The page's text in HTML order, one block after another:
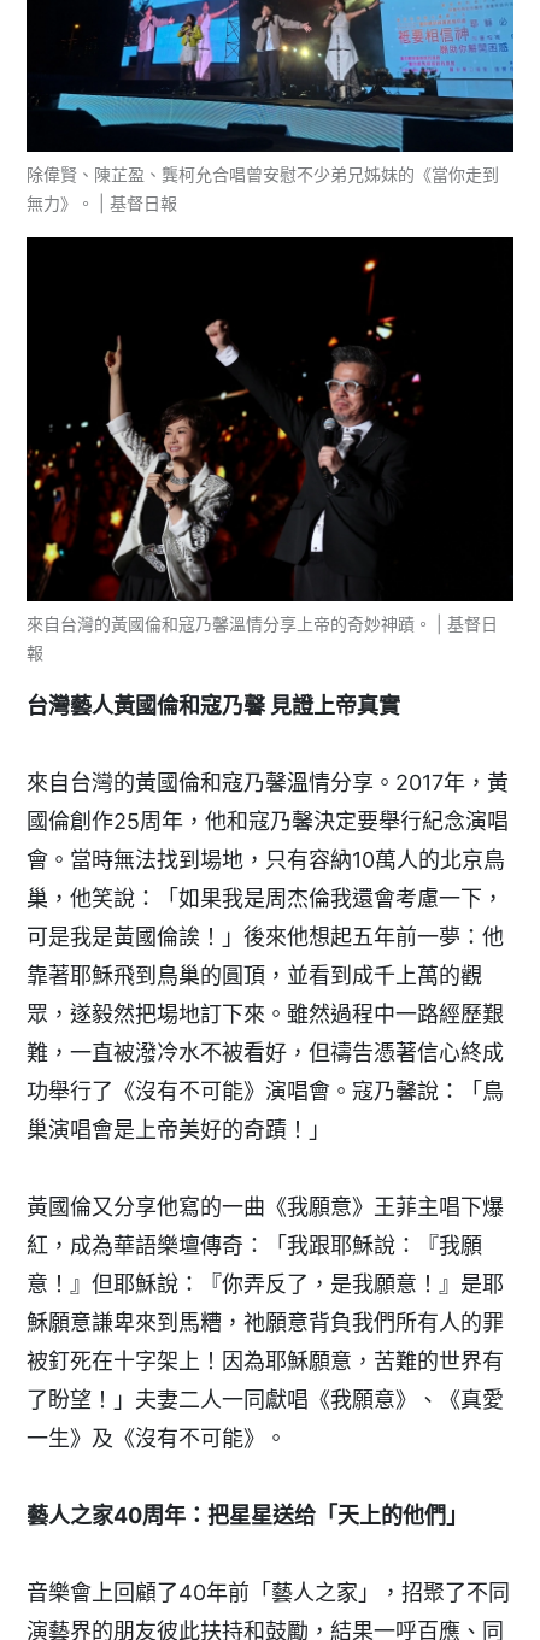
除偉賢、陳芷盈、龔柯允合唱曾安慰不少弟兄姊妹的《當你走到
無力》。 | 基督日報
來自台灣的黃國倫和寇乃馨溫情分享上帝的奇妙神蹟。 | 基督日
報
台灣藝人黃國倫和寇乃馨 見證上帝真實
來自台灣的黃國倫和寇乃馨溫情分享。2017年，黃
國倫創作25周年，他和寇乃馨決定要舉行紀念演唱
會。當時無法找到場地，只有容納10萬人的北京鳥
巢，他笑說：「如果我是周杰倫我還會考慮一下，
可是我是黃國倫誒！」後來他想起五年前一夢：他
靠著耶穌飛到鳥巢的圓頂，並看到成千上萬的觀
眾，遂毅然把場地訂下來。雖然過程中一路經歷艱
難，一直被潑冷水不被看好，但禱告憑著信心終成
功舉行了《沒有不可能》演唱會。寇乃馨說：「鳥
巢演唱會是上帝美好的奇蹟！」
黃國倫又分享他寫的一曲《我願意》王菲主唱下爆
紅，成為華語樂壇傳奇：「我跟耶穌說：『我願
意！』但耶穌說：『你弄反了，是我願意！』是耶
穌願意謙卑來到馬糟，祂願意背負我們所有人的罪
被釘死在十字架上！因為耶穌願意，苦難的世界有
了盼望！」夫妻二人一同獻唱《我願意》、《真愛
一生》及《沒有不可能》。
藝人之家40周年：把星星送给「天上的他們」
音樂會上回顧了40年前「藝人之家」，招聚了不同
演藝界的朋友彼此扶持和鼓勵，結果一呼百應、同